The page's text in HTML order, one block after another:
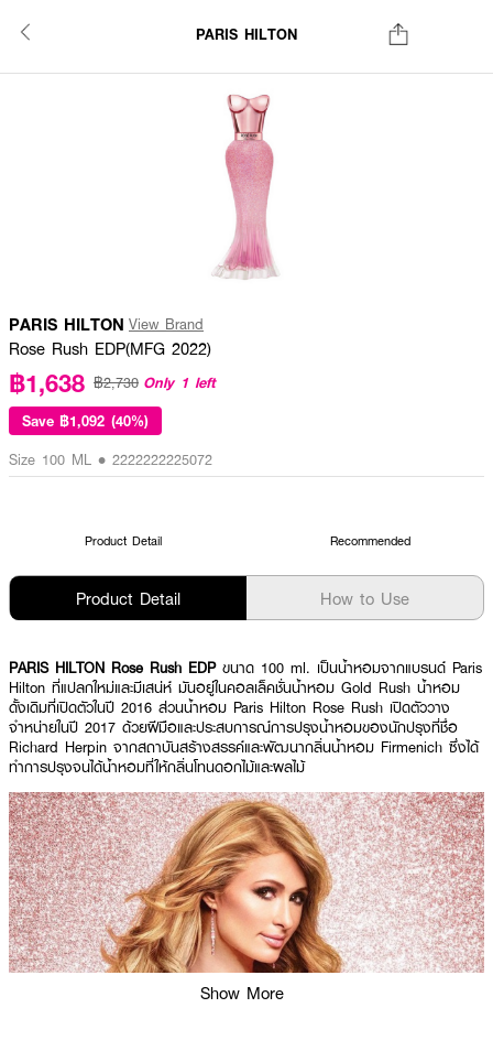
PARIS HILTON
PARIS HILTON View Brand
Rose Rush EDP(MFG 2022)
฿1,638 ฿2,730 Only 1 left
Save ฿1,092 (40%)
Size 100 ML • 2222222225072
Product Detail Recommended
Product Detail How to Use
PARIS HILTON Rose Rush EDPขนาด 100 ml. เป็นน้ำหอมจากแบรนด์ Paris
Hilton ที่แปลกใหม่และมีเสน่ห์ มันอยู่ในคอลเล็คชั่นน้ำหอม Gold Rush น้ำหอม
ดั้งเดิมที่เปิดตัวในปี 2016 ส่วนน้ำหอม Paris Hilton Rose Rush เปิดตัววาง
จำหน่ายในปี 2017 ด้วยฝีมือและประสบการณ์การปรุงน้ำหอมของนักปรุงที่ชื่อ
Richard Herpin จากสถาบันสร้างสรรค์และพัฒนากลิ่นน้ำหอม Firmenich ซึ่งได้
ทำการปรุงจนได้น้ำหอมที่ให้กลิ่นโทนดอกไม้และผลไม้
Show More